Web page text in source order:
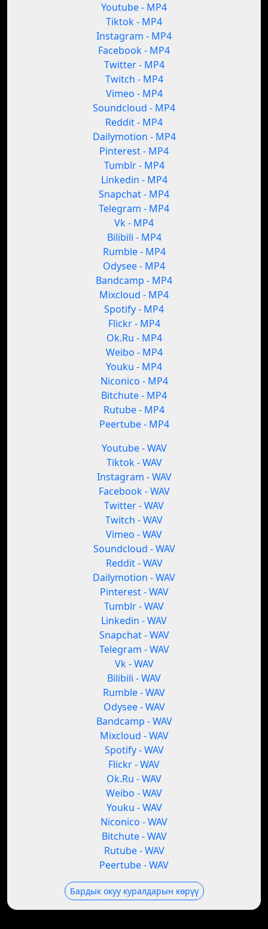
Youtube - MP4
Tiktok - MP4
Instagram - MP4
Facebook - MP4
Twitter - MP4
Twitch - MP4
Vimeo - MP4
Soundcloud - MP4
Reddit - MP4
Dailymotion - MP4
Pinterest - MP4
Tumblr - MP4
Linkedin - MP4
Snapchat - MP4
Telegram - MP4
Vk - MP4
Bilibili - MP4
Rumble - MP4
Odysee - MP4
Bandcamp - MP4
Mixcloud - MP4
Spotify - MP4
Flickr - MP4
Ok.Ru - MP4
Weibo - MP4
Youku - MP4
Niconico - MP4
Bitchute - MP4
Rutube - MP4
Peertube - MP4
Youtube - WAV
Tiktok - WAV
Instagram - WAV
Facebook - WAV
Twitter - WAV
Twitch - WAV
Vimeo - WAV
Soundcloud - WAV
Reddit - WAV
Dailymotion - WAV
Pinterest - WAV
Tumblr - WAV
Linkedin - WAV
Snapchat - WAV
Telegram - WAV
Vk - WAV
Bilibili - WAV
Rumble - WAV
Odysee - WAV
Bandcamp - WAV
Mixcloud - WAV
Spotify - WAV
Flickr - WAV
Ok.Ru - WAV
Weibo - WAV
Youku - WAV
Niconico - WAV
Bitchute - WAV
Rutube - WAV
Peertube - WAV
Бардык окуу куралдарын көрүү